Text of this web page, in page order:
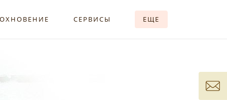
СЕРВИСЫ ЕЩЕ